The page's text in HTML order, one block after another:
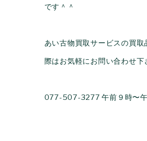
です＾＾
あい古物買取サービスの買
際はお気軽にお問い合わせ下
077-507-3277 午前９時〜午